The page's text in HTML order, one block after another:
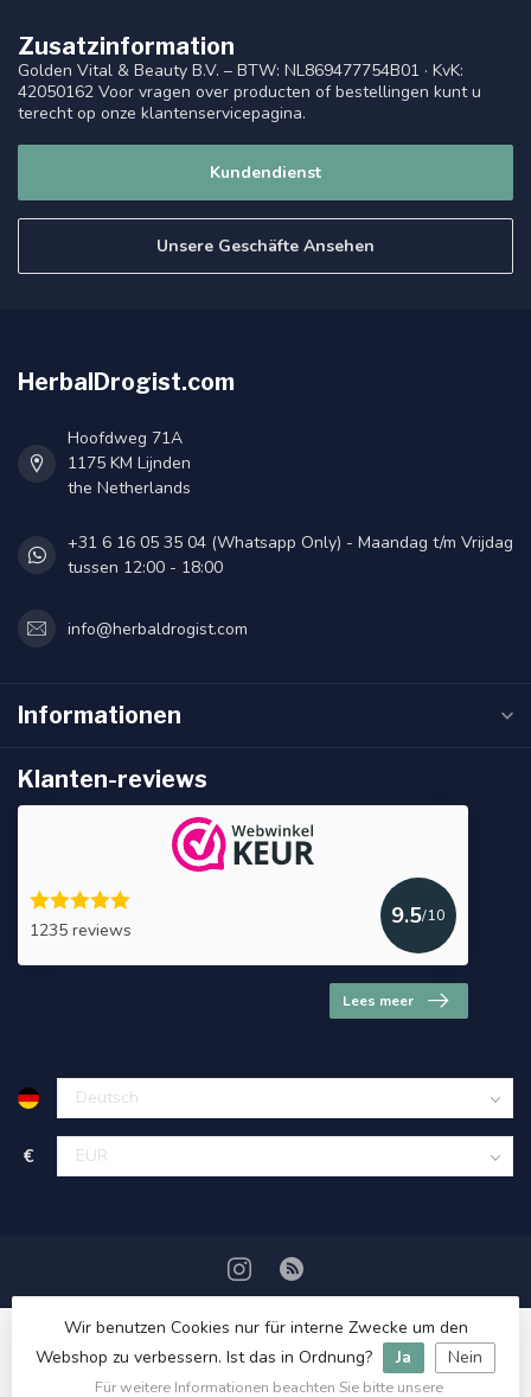
Zusatzinformation
Golden Vital & Beauty B.V. – BTW: NL869477754B01 · KvK:
42050162 Voor vragen over producten of bestellingen kunt u
terecht op onze klantenservicepagina.
Kundendienst
Unsere Geschäfte Ansehen
HerbalDrogist.com
Hoofdweg 71A
1175 KM Lijnden
the Netherlands
+31 6 16 05 35 04 (Whatsapp Only) - Maandag t/m Vrijdag
tussen 12:00 - 18:00
info@herbaldrogist.com
Informationen
Klanten-reviews
1235 reviews
9.5/10
Lees meer
€
Wir benutzen Cookies nur für interne Zwecke um den
Webshop zu verbessern. Ist das in Ordnung?
Ja Nein
Für weitere Informationen beachten Sie bitte unsere